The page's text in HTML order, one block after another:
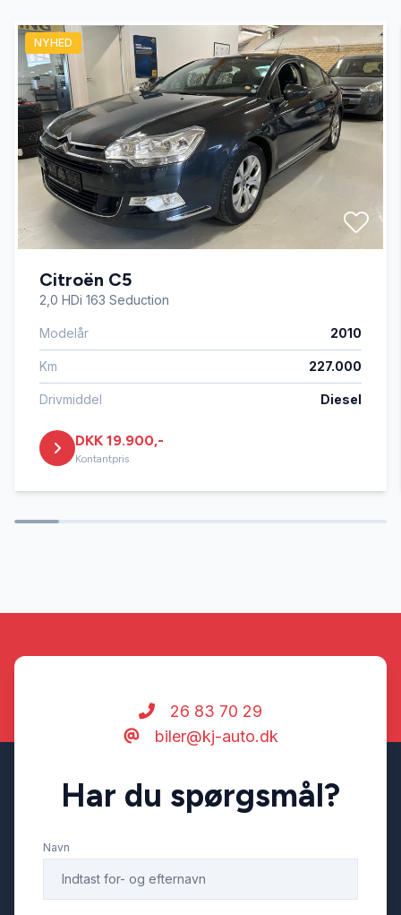
Isofix
Servostyring
Splitbagsæder
Startspærre
Sædevarme
Tågelygter
NYHED
Citroën C5
2,0 HDi 163 Seduction
Modelår 2010
Km 227.000
Drivmiddel Diesel
DKK 19.900,-
Kontantpris
26 83 70 29
biler@kj-auto.dk
Har du spørgsmål?
Navn